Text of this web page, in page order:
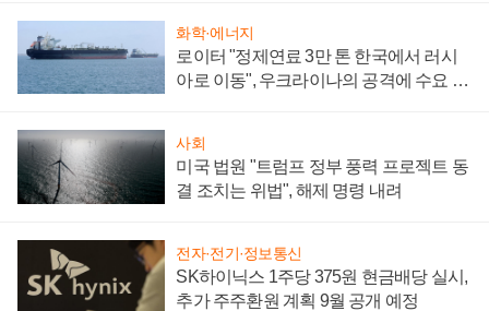
화학·에너지
로이터 "정제연료 3만 톤 한국에서 러시
아로 이동", 우크라이나의 공격에 수요 늘
사회
미국 법원 "트럼프 정부 풍력 프로젝트 동
결 조치는 위법", 해제 명령 내려
전자·전기·정보통신
SK하이닉스 1주당 375원 현금배당 실시,
추가 주주환원 계획 9월 공개 예정